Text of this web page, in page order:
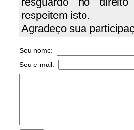
respeitem isto.
Agradeço sua
Seu nome:
Seu e-mail: